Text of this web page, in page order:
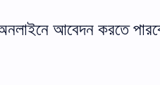
আবেদন করতে